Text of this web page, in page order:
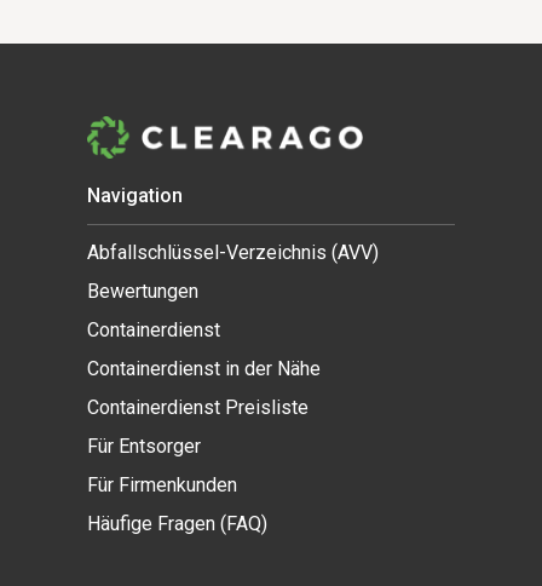
Navigation
Abfallschlüssel-Verzeichnis (AVV)
Bewertungen
Containerdienst
Containerdienst in der Nähe
Containerdienst Preisliste
Für Entsorger
Für Firmenkunden
Häufige Fragen (FAQ)